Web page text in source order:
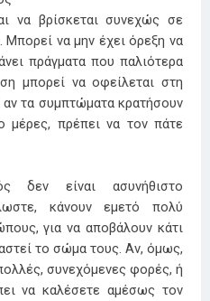
να βρίσκεται συνεχώς σε
Μπορεί να μην έχει όρεξη να
πράγματα που παλιότερα
μπορεί να οφείλεται στη
τα συμπτώματα κρατήσουν
μέρες, πρέπει να τον πάτε
δεν είναι ασυνήθιστο
κάνουν εμετό πολύ
για να αποβάλουν κάτι
το σώμα τους. Αν, όμως,
συνεχόμενες φορές, ή
να καλέσετε αμέσως τον